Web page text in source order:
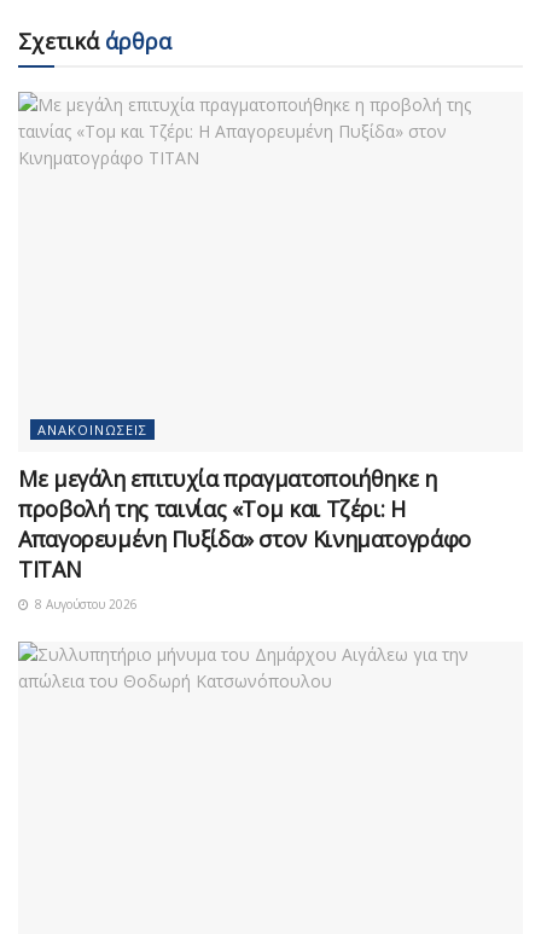
Σχετικάάρθρα
ΑΝΑΚΟΙΝΏΣΕΙΣ
Με μεγάλη επιτυχία πραγματοποιήθηκε η
προβολή της ταινίας «Τομ και Τζέρι: Η
Απαγορευμένη Πυξίδα» στον Κινηματογράφο
ΤΙΤΑΝ
8 Αυγούστου 2026